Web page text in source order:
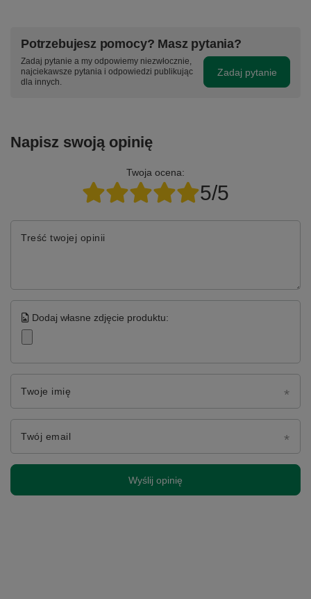
Potrzebujesz pomocy? Masz pytania?
Zadaj pytanie a my odpowiemy niezwłocznie,
najciekawsze pytania i odpowiedzi publikując
dla innych.
Zadaj pytanie
Napisz swoją opinię
Twoja ocena:
5/5
Treść twojej opinii
Dodaj własne zdjęcie produktu:
Twoje imię
Twój email
Wyślij opinię